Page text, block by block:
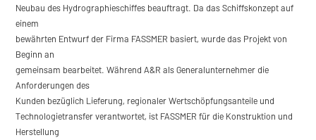
Neubau des Hydrographieschiffes beauftragt. Da das Schiffskonzept auf
einem
bewährten Entwurf der Firma FASSMER basiert, wurde das Projekt von
Beginn an
gemeinsam bearbeitet. Während A&R als Generalunternehmer die
Anforderungen des
Kunden bezüglich Lieferung, regionaler Wertschöpfungsanteile und
Technologietransfer verantwortet, ist FASSMER für die Konstruktion und
Herstellung